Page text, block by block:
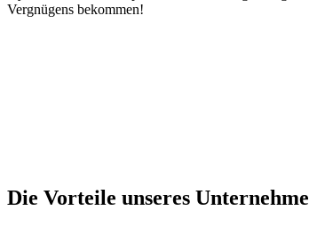
Vergnügens bekommen!
Die Vorteile unseres